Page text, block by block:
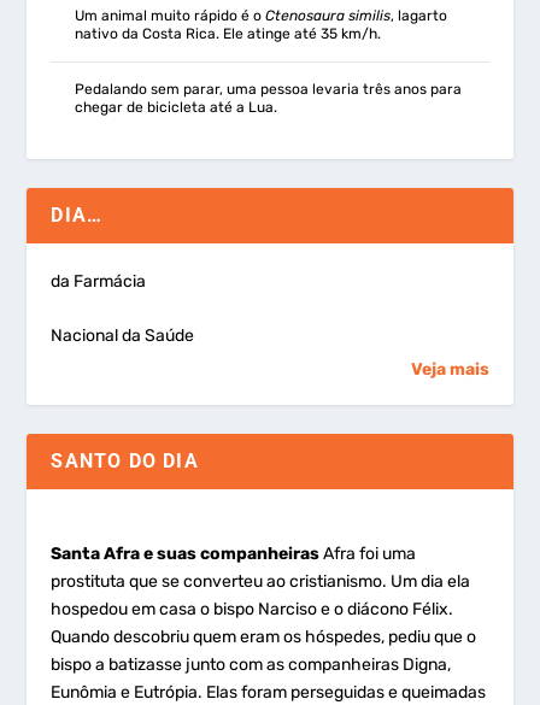
Um animal muito rápido é oCtenosaura similis, lagarto
nativo da Costa Rica. Ele atinge até 35 km/h.
Pedalando sem parar, uma pessoa levaria três anos para
chegar de bicicleta até a Lua.
DIA…
da Farmácia
Nacional da Saúde
Veja mais
SANTO DO DIA
Santa Afra e suas companheirasAfra foi uma
prostituta que se converteu ao cristianismo. Um dia ela
hospedou em casa o bispo Narciso e o diácono Félix.
Quando descobriu quem eram os hóspedes, pediu que o
bispo a batizasse junto com as companheiras Digna,
Eunômia e Eutrópia. Elas foram perseguidas e queimadas